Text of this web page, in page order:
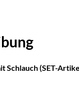
Schlauch (SET-